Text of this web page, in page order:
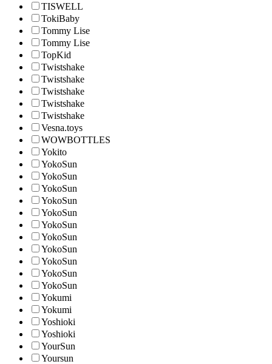
TISWELL
TokiBaby
Tommy Lise
Tommy Lise
TopKid
Twistshake
Twistshake
Twistshake
Twistshake
Twistshake
Vesna.toys
WOWBOTTLES
Yokito
YokoSun
YokoSun
YokoSun
YokoSun
YokoSun
YokoSun
YokoSun
YokoSun
YokoSun
YokoSun
YokoSun
Yokumi
Yokumi
Yoshioki
Yoshioki
YourSun
Yoursun